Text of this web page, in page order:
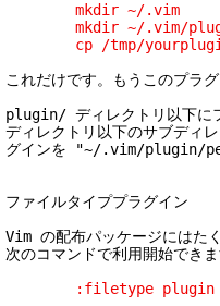
mkdir ~/.vim
mkdir ~/.vim/
cp /tmp/
これだけです。もうこのプラ
plugin/ ディレクトリ以下に
ディレクトリ以下のサブディ
グインを "~/.vim/plugin/
ファイルタイププラグイン
Vim の配布パッケージにはた
次のコマンドで利用開始でき
:filetype plugin